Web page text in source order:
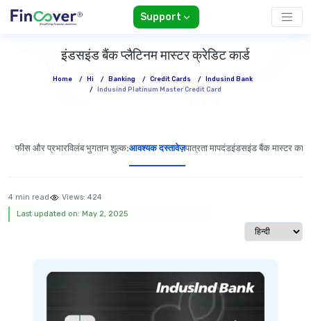
Support
इंडसइंड बैंक प्लैटिनम मास्टर क्रेडिट कार्ड
Home / Hi / Banking / Credit Cards /
Indusind Bank
/
Indusind Platinum Master Credit Card
फीस और प्रभारविलंब भुगतान शुल्क:आवश्यक दस्तावेज़पात्रता मापदंडइंडसइंड बैंक मास्टर
4 min read Views: 424
Last updated on: May 2, 2025
Select